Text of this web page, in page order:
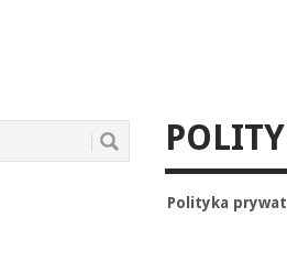
Polityka